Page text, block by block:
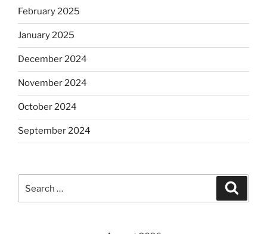
February 2025
January 2025
December 2024
November 2024
October 2024
September 2024
for: